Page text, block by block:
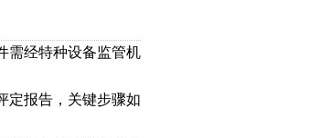
需经特种设备监管机
定报告，关键步骤如